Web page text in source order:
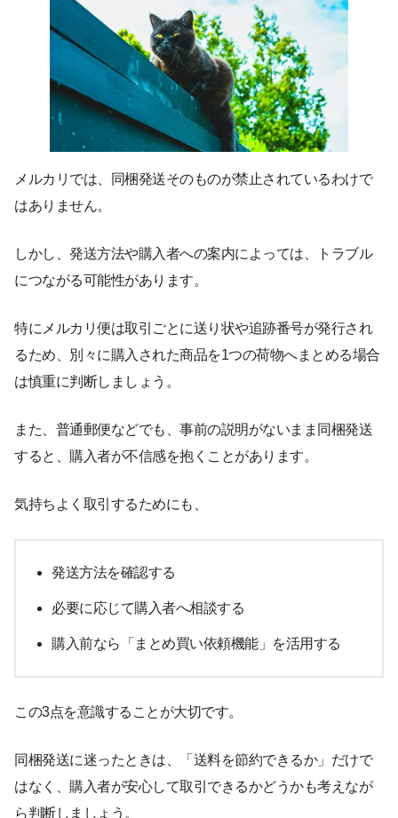
メルカリでは、同梱発送そのものが禁止されているわけで
はありません。
しかし、発送方法や購入者への案内によっては、トラブル
につながる可能性があります。
特にメルカリ便は取引ごとに送り状や追跡番号が発行され
るため、別々に購入された商品を1つの荷物へまとめる場合
は慎重に判断しましょう。
また、普通郵便などでも、事前の説明がないまま同梱発送
すると、購入者が不信感を抱くことがあります。
気持ちよく取引するためにも、
発送方法を確認する
必要に応じて購入者へ相談する
購入前なら「まとめ買い依頼機能」を活用する
この3点を意識することが大切です。
同梱発送に迷ったときは、「送料を節約できるか」だけで
はなく、購入者が安心して取引できるかどうかも考えなが
ら判断しましょう。